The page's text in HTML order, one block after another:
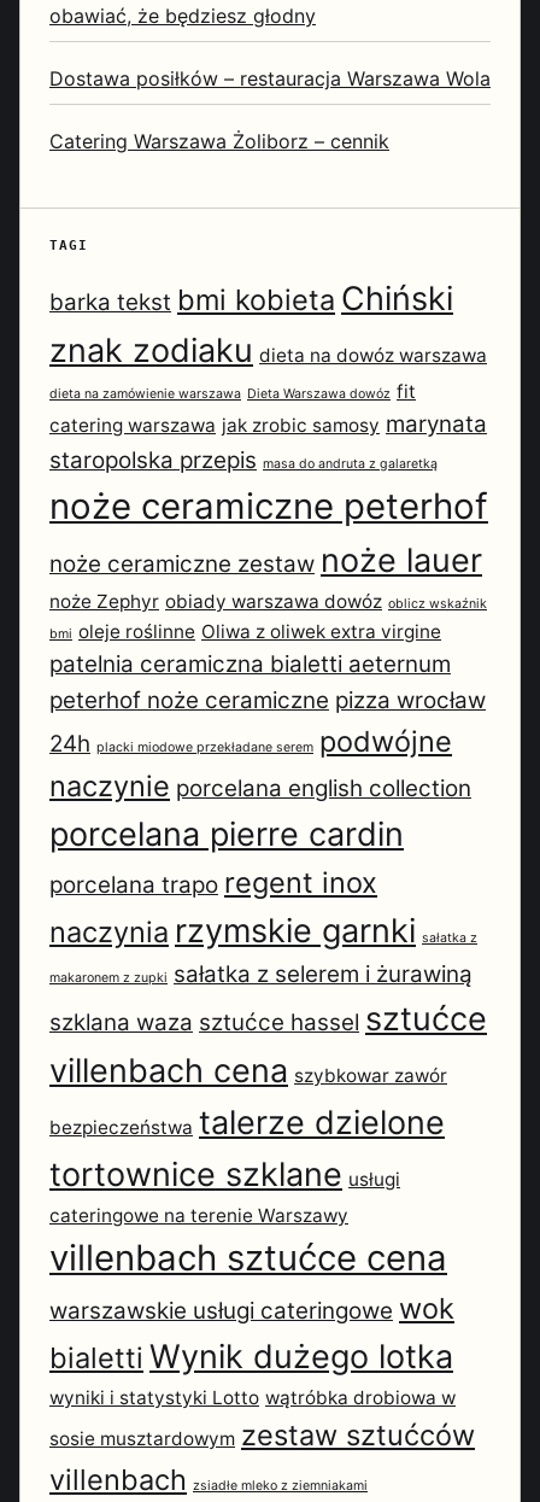
obawiać, że będziesz głodny
Dostawa posiłków – restauracja Warszawa Wola
Catering Warszawa Żoliborz – cennik
TAGI
barka tekst bmi kobieta Chiński
znak zodiaku dieta na dowóz warszawa
dieta na zamówienie warszawa Dieta Warszawa dowóz fit
catering warszawa jak zrobic samosy marynata
staropolska przepis masa do andruta z galaretką
noże ceramiczne peterhof
noże ceramiczne zestaw noże lauer
noże Zephyr obiady warszawa dowóz oblicz wskaźnik
bmi oleje roślinne Oliwa z oliwek extra virgine
patelnia ceramiczna bialetti aeternum
peterhof noże ceramiczne pizza wrocław
24h placki miodowe przekładane serem podwójne
naczynie porcelana english collection
porcelana pierre cardin
porcelana trapo regent inox
naczynia rzymskie garnki sałatka z
makaronem z zupki sałatka z selerem i żurawiną
szklana waza sztućce hassel sztućce
villenbach cena szybkowar zawór
bezpieczeństwa talerze dzielone
tortownice szklane usługi
cateringowe na terenie Warszawy
villenbach sztućce cena
warszawskie usługi cateringowe wok
bialetti Wynik dużego lotka
wyniki i statystyki Lotto wątróbka drobiowa w
sosie musztardowym zestaw sztućców
villenbach zsiadłe mleko z ziemniakami